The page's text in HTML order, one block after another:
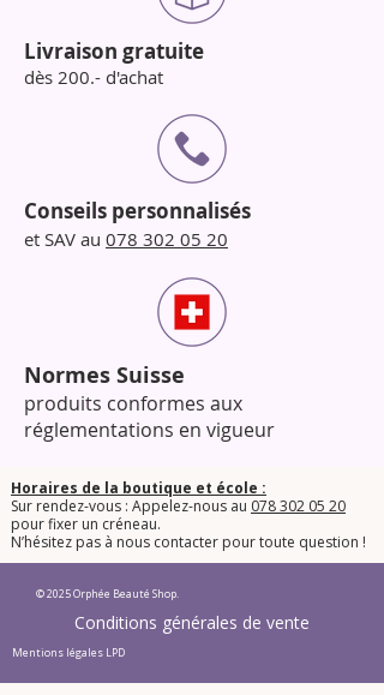
Livraison gratuite
dès 200.- d'achat
Conseils personnalisés
et SAV au 078 302 05 20
Normes Suisse
produits conformes aux
réglementations en vigueur
Horaires de la boutique et école :
Sur rendez-vous : Appelez-nous au 078 302 05 20
pour fixer un créneau.
​N’hésitez pas à nous contacter pour toute question !​
© 2025 Orphée Beauté Shop.
Conditions générales de vente
Mentions légales LPD